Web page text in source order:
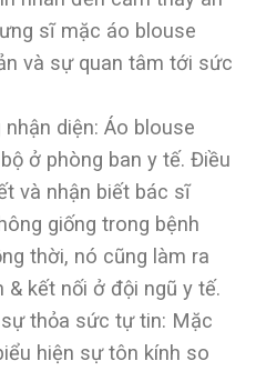
sĩ mặc áo blouse
và sự quan tâm tới sức
diện: Áo blouse
ở phòng ban y tế. Điều
và nhận biết bác sĩ
giống trong bệnh
thời, nó cũng làm ra
& kết nối ở đội ngũ y tế.
thỏa sức tự tin: Mặc
hiện sự tôn kính so